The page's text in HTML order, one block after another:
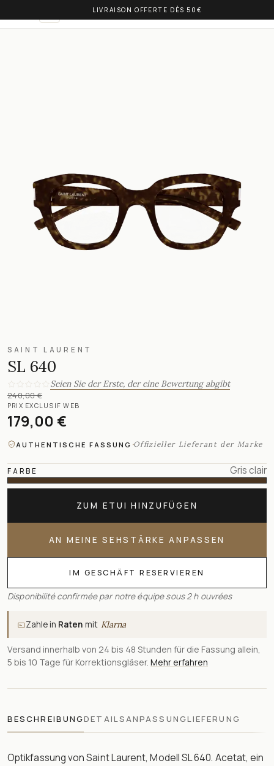
LIVRAISON OFFERTE DÈS 50€
OLIVIA BALM
SAINT LAURENT
SL 640
Seien Sie der Erste, der eine Bewertung abgibt
240,00 €
PRIX EXCLUSIF WEB
179,00 €
AUTHENTISCHE FASSUNG ·Offizieller Lieferant der Marke
FARBE Gris clair
ZUM ETUI HINZUFÜGEN
AN MEINE SEHSTÄRKE ANPASSEN
IM GESCHÄFT RESERVIEREN
Disponibilité confirmée par notre équipe sous 2 h ouvrées
Zahle in Raten mit Klarna
Versand innerhalb von 24 bis 48 Stunden für die Fassung allein,
5 bis 10 Tage für Korrektionsgläser. Mehr erfahren
BESCHREIBUNGDETAILSANPASSUNGLIEFERUNG
Optikfassung von Saint Laurent, Modell SL 640. Acetat, ein